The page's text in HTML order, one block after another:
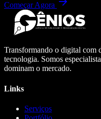
Começar Agora
Transformando o digital com
tecnologia. Somos
dominam o mercado.
Links
Serviços